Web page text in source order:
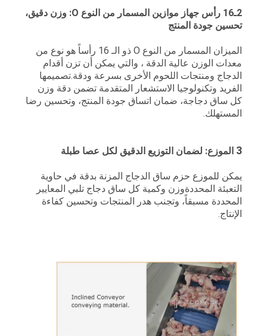
2ـ16 رأس جهاز موازين المسمار من النوع O: وزن دقيق،
تحسين جودة المنتج
الميزان المسمار من النوع O ذو الـ 16 رأساً هو نوع من
معدات الوزن عالية الدقة ، والتي يمكن أن تزن أقدام
الدجاج ومنتجات اللحوم الأخرى بسرعة ودقة.تصميمها
الفريد وتكنولوجيا الاستشعار المتقدمة تضمن دقة وزن
كل ساق دجاجة، ضمان اتساق جودة المنتج، وتحسين رضا
المستهلك.
3 ‬ الموزع: لضمان التوزيع الدقيق لكل عصا طبلة
يمكن للموزع حزم ساق الدجاج المزنة بدقة في حاوية
التعبئة المحددةوزن وكمية كل ساق دجاج تلبي المعايير
المحددة مسبقاً، وتجنب هدر المنتجات وتحسين كفاءة
الإنتاج.